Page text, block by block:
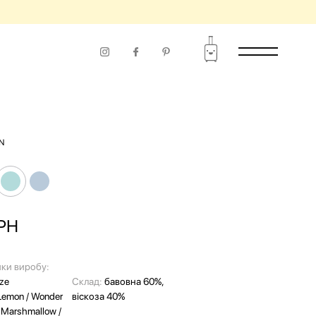
виробу:
/ Wonder
/
Склад: бавовна 60%,
віскоза 40%